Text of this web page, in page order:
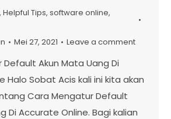
, Helpful Tips, software online,
Mei 27, 2021 Leave a comment
Akun Mata Uang Di
Halo Sobat Acis kali ini kita akan
Cara Mengatur Default
Di Accurate Online. Bagi kalian